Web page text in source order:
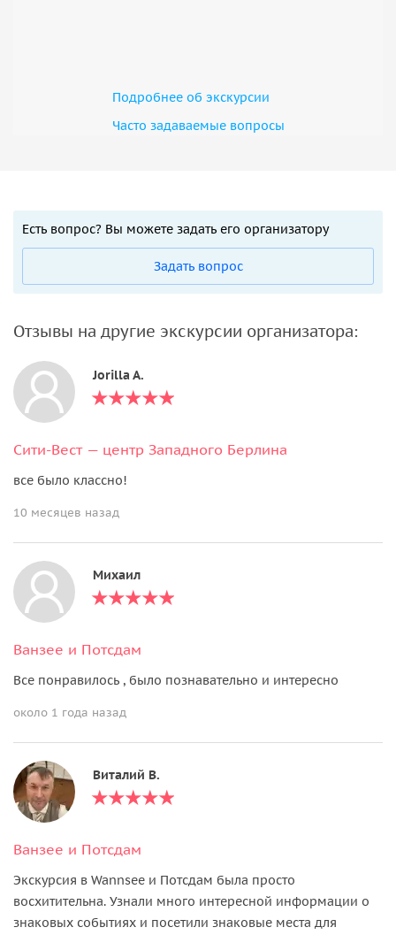
Подробнее об экскурсии
Часто задаваемые вопросы
Есть вопрос? Вы можете задать его организатору
Задать вопрос
Отзывы на другие экскурсии организатора:
Jorilla A.
Сити-Вест — центр Западного Берлина
все было классно!
10 месяцев назад
Михаил
Ванзее и Потсдам
Все понравилось , было познавательно и интересно
около 1 года назад
Виталий В.
Ванзее и Потсдам
Экскурсия в Wannsee и Потсдам была просто
восхитительна. Узнали много интересной информации о
знаковых событиях и посетили знаковые места для